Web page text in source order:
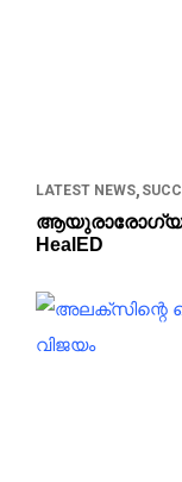
LATEST NEWS
HealED